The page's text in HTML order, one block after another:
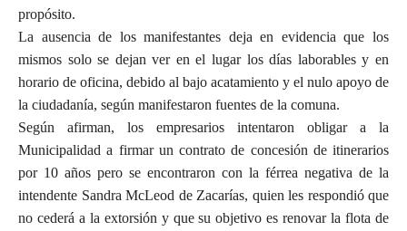
propósito.
La ausencia de los manifestantes deja en evidencia que los
mismos solo se dejan ver en el lugar los días laborables y en
horario de oficina, debido al bajo acatamiento y el nulo apoyo de
la ciudadanía, según manifestaron fuentes de la comuna.
Según afirman, los empresarios intentaron obligar a la
Municipalidad a firmar un contrato de concesión de itinerarios
por 10 años pero se encontraron con la férrea negativa de la
intendente Sandra McLeod de Zacarías, quien les respondió que
no cederá a la extorsión y que su objetivo es renovar la flota de